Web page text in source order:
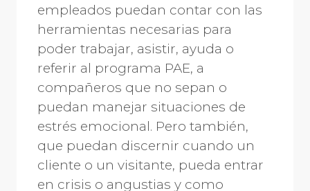
empleados puedan contar con las
herramientas necesarias para
poder trabajar, asistir, ayuda o
referir al programa PAE, a
compañeros que no sepan o
puedan manejar situaciones de
estrés emocional. Pero también,
que puedan discernir cuando un
cliente o un visitante, pueda entrar
en crisis o angustias y como